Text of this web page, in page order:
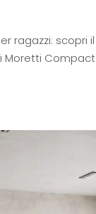
ragazzi: scopri
Moretti